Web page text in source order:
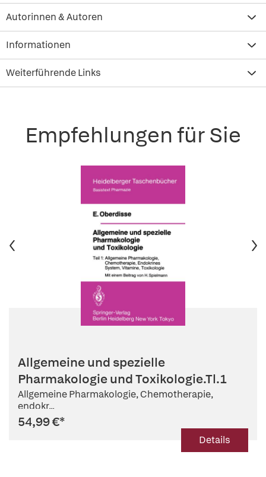
Autorinnen & Autoren
Informationen
Weiterführende Links
Empfehlungen für Sie
Allgemeine und spezielle
Pharmakologie und Toxikologie.Tl.1
Allgemeine Pharmakologie, Chemotherapie,
endokr...
54,99 €*
Details